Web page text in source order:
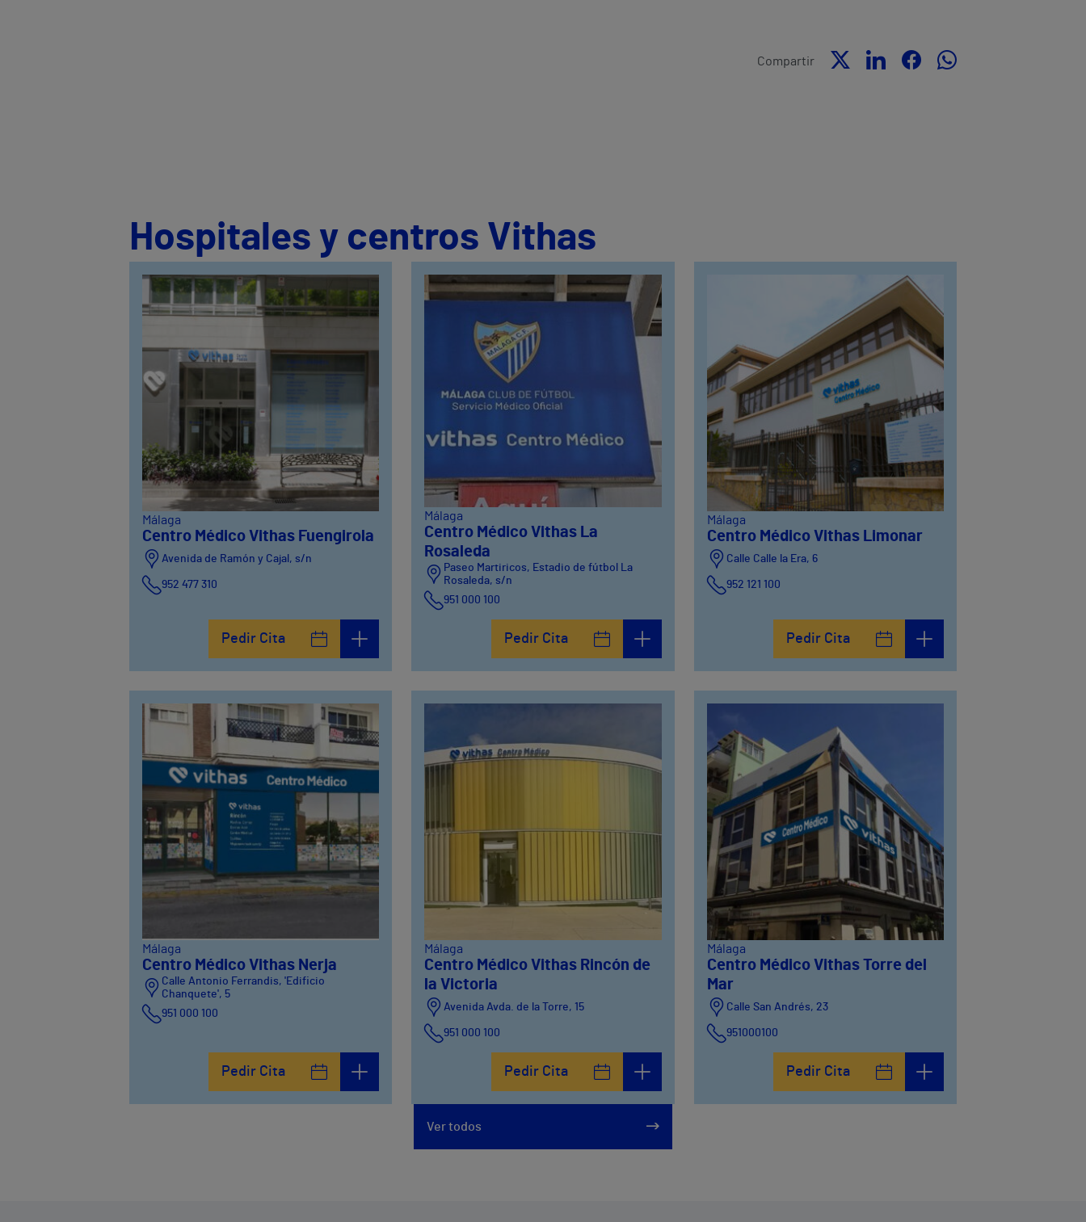
Compartir
Hospitales y centros Vithas
Málaga
Centro Médico Vithas Fuengirola
Avenida de Ramón y Cajal, s/n
952 477 310
Pedir Cita
Málaga
Centro Médico Vithas La
Rosaleda
Paseo Martiricos, Estadio de fútbol La
Rosaleda, s/n
951 000 100
Pedir Cita
Málaga
Centro Médico Vithas Limonar
Calle Calle la Era, 6
952 121 100
Pedir Cita
Málaga
Centro Médico Vithas Nerja
Calle Antonio Ferrandis, 'Edificio
Chanquete', 5
951 000 100
Pedir Cita
Málaga
Centro Médico Vithas Rincón de
la Victoria
Avenida Avda. de la Torre, 15
951 000 100
Pedir Cita
Málaga
Centro Médico Vithas Torre del
Mar
Calle San Andrés, 23
951000100
Pedir Cita
Ver todos